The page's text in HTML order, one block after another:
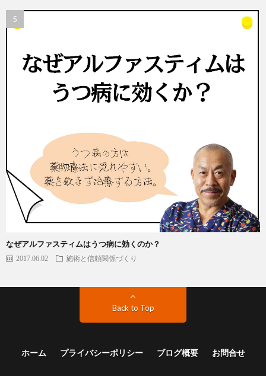
なぜアルファスティムはうつ病に効くのか？
2017.06.02 施術と信頼関係づくり
Back to Top
ホーム プライバシーポリシー ブログ概要 お問合せ